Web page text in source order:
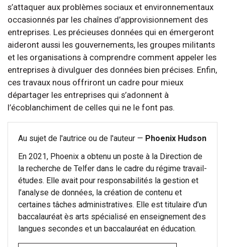
s’attaquer aux problèmes sociaux et environnementaux
occasionnés par les chaînes d’approvisionnement des
entreprises. Les précieuses données qui en émergeront
aideront aussi les gouvernements, les groupes militants
et les organisations à comprendre comment appeler les
entreprises à divulguer des données bien précises. Enfin,
ces travaux nous offriront un cadre pour mieux
départager les entreprises qui s’adonnent à
l’écoblanchiment de celles qui ne le font pas.
Au sujet de l'autrice ou de l'auteur — Phoenix Hudson
En 2021, Phoenix a obtenu un poste à la Direction de
la recherche de Telfer dans le cadre du régime travail-
études. Elle avait pour responsabilités la gestion et
l’analyse de données, la création de contenu et
certaines tâches administratives. Elle est titulaire d’un
baccalauréat ès arts spécialisé en enseignement des
langues secondes et un baccalauréat en éducation.